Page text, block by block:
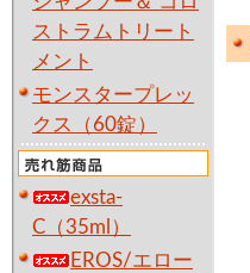
ストラムトリート
メント
モンスタープレッ
クス（60錠）
exsta-
C（35ml）
EROS/エロー